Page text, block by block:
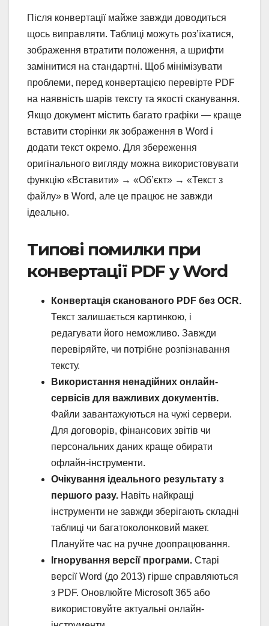
Після конвертації майже завжди доводиться
щось виправляти. Таблиці можуть роз’їхатися,
зображення втратити положення, а шрифти
замінитися на стандартні. Щоб мінімізувати
проблеми, перед конвертацією перевірте PDF
на наявність шарів тексту та якості сканування.
Якщо документ містить багато графіки — краще
вставити сторінки як зображення в Word і
додати текст окремо. Для збереження
оригінального вигляду можна використовувати
функцію «Вставити» → «Об’єкт» → «Текст з
файлу» в Word, але це працює не завжди
ідеально.
Типові помилки при
конвертації PDF у Word
Конвертація сканованого PDF без OCR.
Текст залишається картинкою, і
редагувати його неможливо. Завжди
перевіряйте, чи потрібне розпізнавання
тексту.
Використання ненадійних онлайн-
сервісів для важливих документів.
Файли завантажуються на чужі сервери.
Для договорів, фінансових звітів чи
персональних даних краще обирати
офлайн-інструменти.
Очікування ідеального результату з
першого разу. Навіть найкращі
інструменти не завжди зберігають складні
таблиці чи багатоколонковий макет.
Плануйте час на ручне доопрацювання.
Ігнорування версії програми. Старі
версії Word (до 2013) гірше справляються
з PDF. Оновлюйте Microsoft 365 або
використовуйте актуальні онлайн-